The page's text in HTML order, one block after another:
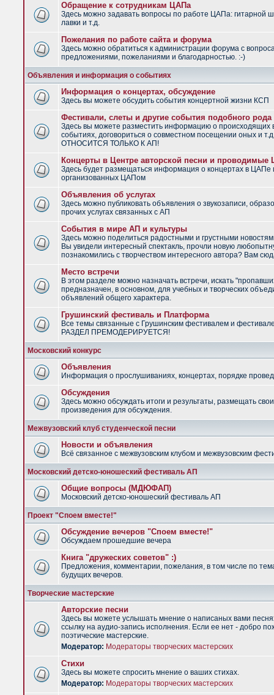
Обращение к сотрудникам ЦАПа
Здесь можно задавать вопросы по работе ЦАПа: гитарной
лавки и т.д.
Пожелания по работе сайта и форума
Здесь можно обратиться к администрации форума с
предложениями, пожеланиями и благодарностью. :-)
Объявления и информация о событиях
Информация о концертах, обсуждение
Здесь вы можете обсудить события концертной жизни КСП
Фестивали, слеты и другие события подобного рода
Здесь вы можете разместить информацию о
событиях, договориться о совместном посещении оных и
ОТНОСИТСЯ ТОЛЬКО К АП!
Концерты в Центре авторской песни и
Здесь будет размещаться информация о концертах в ЦАПе
организованных ЦАПом
Объявления об услугах
Здесь можно публиковать объявления о звукозаписи,
прочих услугах связанных с АП
События в мире АП и культуры
Здесь можно поделиться радостными и грустными
Вы увидели интересный спектакль, прочли новую
познакомились с творчеством интересного автора? Вам
Место встречи
В этом разделе можно назначать встречи, искать
предназначен, в основном, для учебных и творческих
объявлений общего характера.
Грушинский фестиваль и Платформа
Все темы связанные с Грушинским фестивалем и
РАЗДЕЛ ПРЕМОДЕРИРУЕТСЯ!
Московский конкурс
Объявления
Информация о прослушиваниях, концертах, порядке
Обсуждения
Здесь можно обсуждать итоги и результаты, размещать
произведения для обсуждения.
Межвузовский клуб студенческой песни
Новости и объявления
Всё связанное с межвузовским клубом и межвузовским
Московский детско-юношеский фестиваль АП
Общие вопросы (МДЮФАП)
Московский детско-юношеский фестиваль АП
Проект "Споем вместе!"
Обсуждение вечеров "Споем вместе!"
Обсуждаем прошедшие вечера
Книга "дружеских советов" :)
Предложения, комментарии, пожелания, в том числе по
будущих вечеров.
Творческие мастерские
Авторские песни
Здесь вы можете услышать мнение о написаных вами
ссылку на аудио-запись исполнения. Если ее нет - добро
поэтические мастерские.
Модератор: Модераторы творческих мастерских
Стихи
Здесь вы можете спросить мнение о ваших стихах.
Модератор: Модераторы творческих мастерских